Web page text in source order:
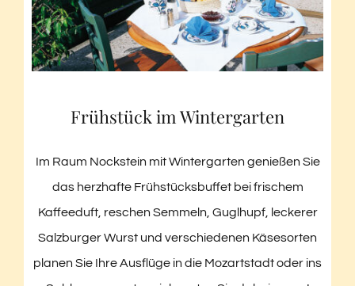
Frühstück im Wintergarten
Im Raum Nockstein mit Wintergarten genießen Sie
das herzhafte Frühstücksbuffet bei frischem
Kaffeeduft, reschen Semmeln, Guglhupf, leckerer
Salzburger Wurst und verschiedenen Käsesorten
planen Sie Ihre Ausflüge in die Mozartstadt oder ins